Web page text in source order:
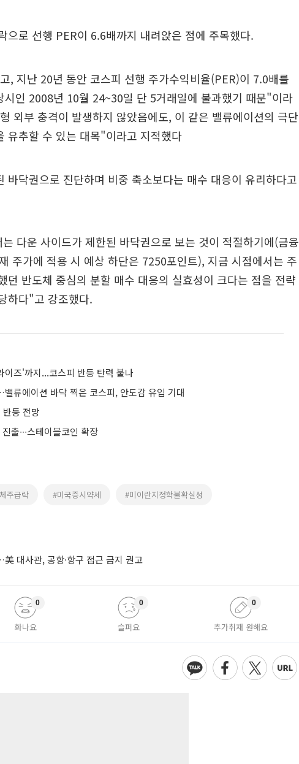
으로 선행 PER이 6.6배까지 내려앉은 점에 주목했다.
, 지난 20년 동안 코스피 선행 주가수익비율(PER)이 7.0배를
시인 2008년 10월 24~30일 단 5거래일에 불과했기 때문"이라
외부 충격이 발생하지 않았음에도, 이 같은 밸류에이션의 극단
유추할 수 있는 대목"이라고 지적했다
바닥권으로 진단하며 비중 축소보다는 매수 대응이 유리하다고
다운 사이드가 제한된 바닥권으로 보는 것이 적절하기에(금융
주가에 적용 시 예상 하단은 7250포인트), 지금 시점에서는 주
던 반도체 중심의 분할 매수 대응의 실효성이 크다는 점을 전략
하다"고 강조했다.
즈'까지...코스피 반등 탄력 붙나
류에이션 바닥 찍은 코스피, 안도감 유입 기대
등 전망
출∙∙∙스테이블코인 확장
주급락 #미국증시약세 #미이란지정학불확실성
대사관, 공항·항구 접근 금지 권고
화나요
0
슬퍼요
0
추가취재 원해요
0